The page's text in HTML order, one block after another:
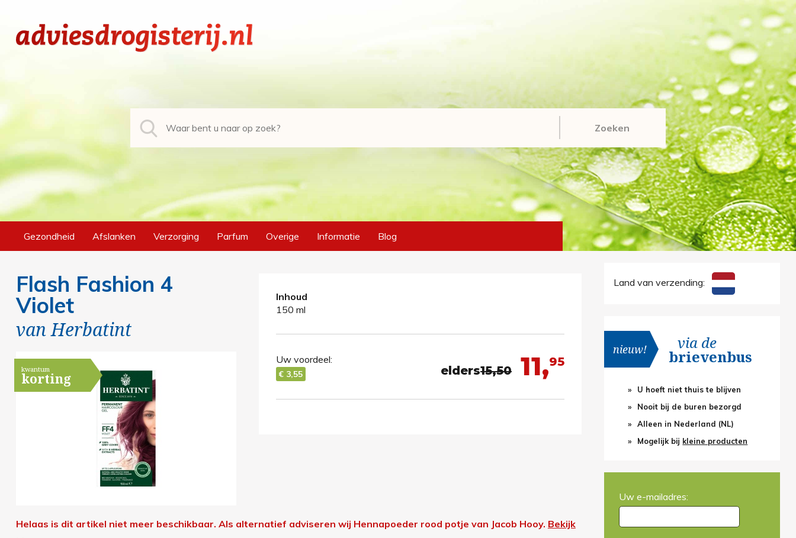
Zoeken
Gezondheid Afslanken Verzorging Parfum Overige Informatie Blog
Flash Fashion 4
Violet
vanHerbatint
kwantum
korting
Inhoud
150 ml
11,95
elders15,50
Uw voordeel:
€ 3,55
Helaas is dit artikel niet meer beschikbaar. Als alternatief adviseren wij Hennapoeder rood potje van Jacob Hooy. Bekijk
Land van verzending:
nieuw! via de
brievenbus
U hoeft niet thuis te blijven
Nooit bij de buren bezorgd
Alleen in Nederland (NL)
Mogelijk bij kleine producten
Uw e-mailadres: